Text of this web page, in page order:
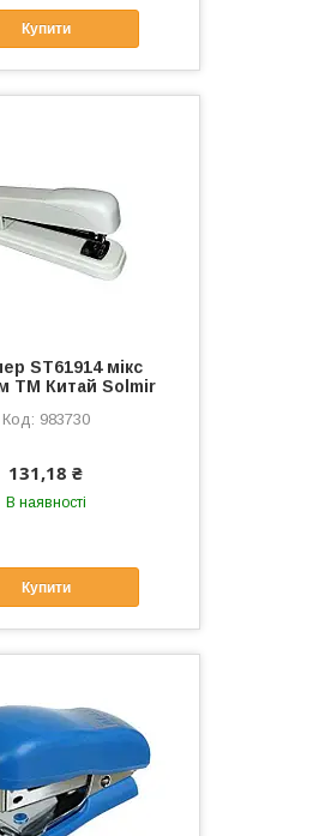
Купити
ST61914 мікс
ТМ Китай Solmir
983730
131,18 ₴
В наявності
Купити